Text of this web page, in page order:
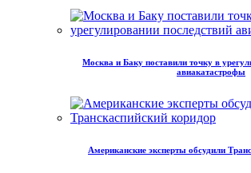
Москва и Баку поставили точку в
авиакатастрофы
Американские эксперты обсудили